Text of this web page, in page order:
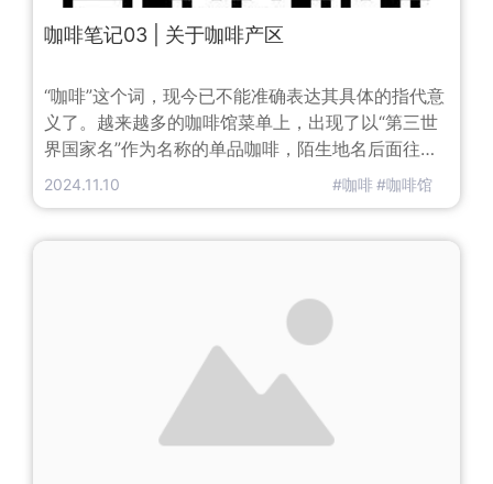
咖啡笔记03 | 关于咖啡产区
“咖啡”这个词，现今已不能准确表达其具体的指代意
义了。越来越多的咖啡馆菜单上，出现了以“第三世
界国家名”作为名称的单品咖啡，陌生地名后面往往
还会拖家带口一堆信息：耶加雪菲、水洗、浅烘 ……
2024.11.10 #咖啡#咖啡馆